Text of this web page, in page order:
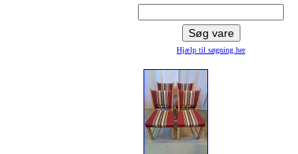
Hjælp til søgning her